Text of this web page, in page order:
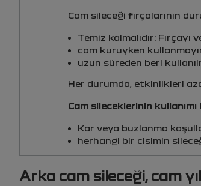
Cam sileceği fırçalarının
Temiz kalmalıdır:
cam kuruyken
uzun süreden beri
Her durumda, etkinlikleri
Cam sileceklerinin
Kar veya buzlanma
herhangi bir cisimin
Arka cam sileceği, cam